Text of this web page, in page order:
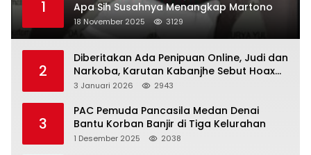
1
Apa Sih Susahnya Menangkap Martono
18 November 2025 3129
2
Diberitakan Ada Penipuan Online, Judi dan
Narkoba, Karutan Kabanjhe Sebut Hoax
dan Berita Tak Beryanggungjawab
3 Januari 2026 2943
3
PAC Pemuda Pancasila Medan Denai
Bantu Korban Banjir di Tiga Kelurahan
1 Desember 2025 2038